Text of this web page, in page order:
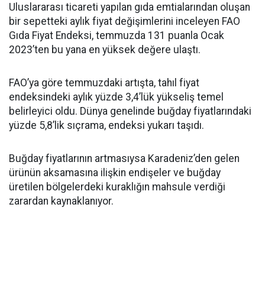
Uluslararası ticareti yapılan gıda emtialarından oluşan
bir sepetteki aylık fiyat değişimlerini inceleyen FAO
Gıda Fiyat Endeksi, temmuzda 131 puanla Ocak
2023’ten bu yana en yüksek değere ulaştı.
FAO’ya göre temmuzdaki artışta, tahıl fiyat
endeksindeki aylık yüzde 3,4’lük yükseliş temel
belirleyici oldu. Dünya genelinde buğday fiyatlarındaki
yüzde 5,8’lik sıçrama, endeksi yukarı taşıdı.
Buğday fiyatlarının artmasıysa Karadeniz’den gelen
ürünün aksamasına ilişkin endişeler ve buğday
üretilen bölgelerdeki kuraklığın mahsule verdiği
zarardan kaynaklanıyor.